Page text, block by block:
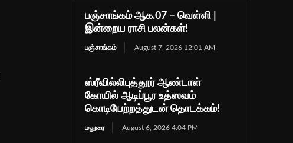
பஞ்சாங்கம் ஆக.07 – வெள்ளி |
இன்றைய ராசி பலன்கள்!
பஞ்சாங்கம் August 7, 2026 12:01 AM
ஸ்ரீவில்லிபுத்தூர் ஆண்டாள்
கோயில் ஆடிப்பூர உத்ஸவம்
கொடியேற்றத்துடன் தொடக்கம்!
மதுரை August 6, 2026 4:04 PM